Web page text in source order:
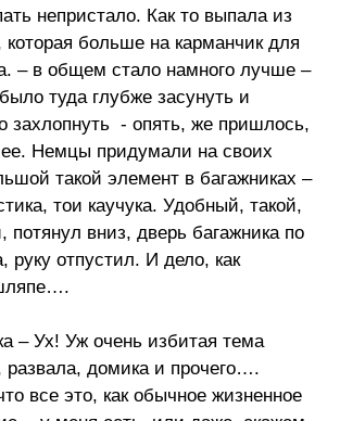
непристало. Как то выпала из
которая больше на карманчик для
– в общем стало намного лучше –
туда глубже засунуть и
захлопнуть - опять, же пришлось,
Немцы придумали на своих
такой элемент в багажниках –
тои каучука. Удобный, такой,
потянул вниз, дверь багажника по
руку отпустил. И дело, как
– Ух! Уж очень избитая тема
развала, домика и прочего….
все это, как обычное жизненное